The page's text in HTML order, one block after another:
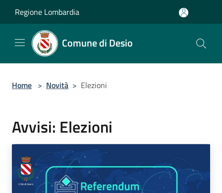
Regione Lombardia
Comune di Desio
Home > Novità > Elezioni
Avvisi: Elezioni